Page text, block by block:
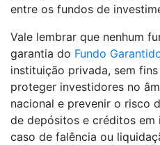
entre os fundos de
Vale lembrar que nenhum
garantia do Fundo
instituição privada, sem
proteger investidores no
nacional e prevenir o risco
de depósitos e créditos em
caso de falência ou